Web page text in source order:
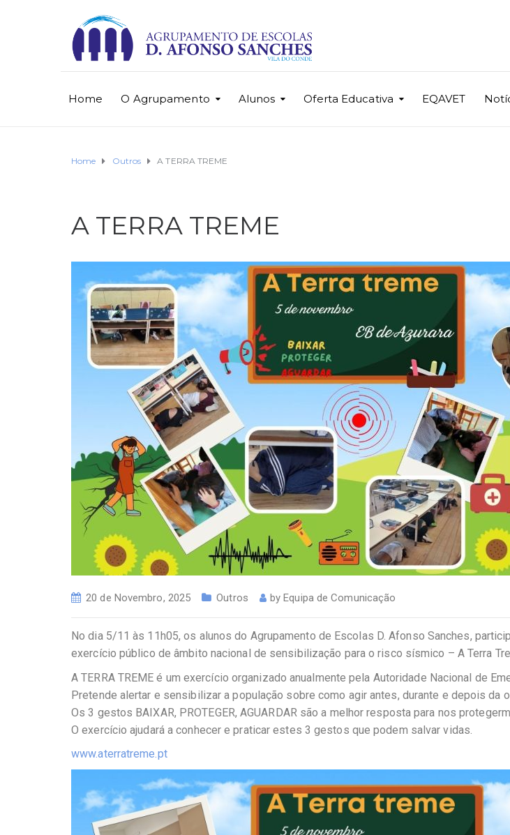
Home O Agrupamento Alunos Oferta Educativa EQAVET
Home Outros A TERRA TREME
A TERRA TREME
20 de Novembro, 2025 Outros byEquipa de Comunicação
No dia 5/11 às 11h05, os alunos do Agrupamento de Escolas D. Afonso Sanches,
exercício público de âmbito nacional de sensibilização para o risco sísmico – A Terra
A TERRA TREME é um exercício organizado anualmente pela Autoridade Nacional de
Pretende alertar e sensibilizar a população sobre como agir antes, durante e depois da
Os 3 gestos BAIXAR, PROTEGER, AGUARDAR são a melhor resposta para nos
O exercício ajudará a conhecer e praticar estes 3 gestos que podem salvar vidas.
www.aterratreme.pt